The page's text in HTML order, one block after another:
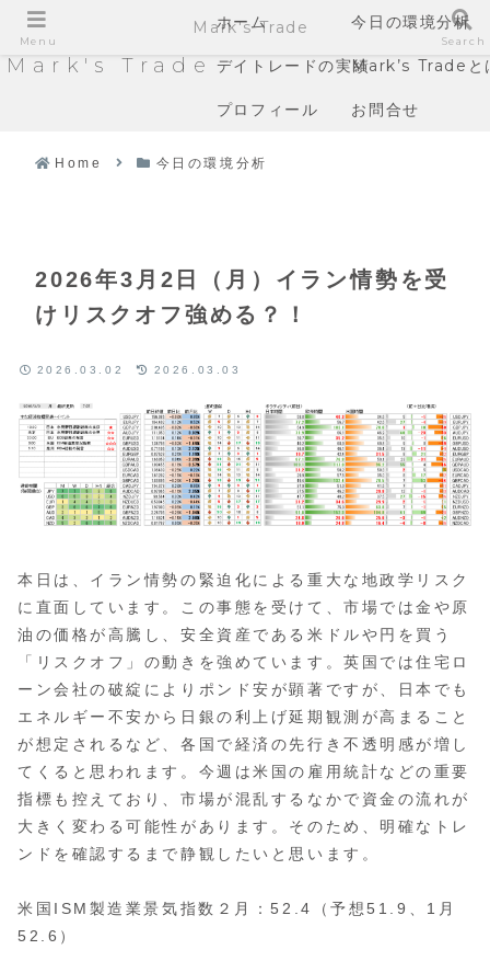
Mark's Trade
ホーム 今日の環境分析
デイトレードの実績Mark’s Tradeと
プロフィール お問合せ
Home 今日の環境分析
2026年3月2日（月）イラン情勢を受
けリスクオフ強める？！
2026.03.02 2026.03.03
本日は、イラン情勢の緊迫化による重大な地政学リスク
に直面しています。この事態を受けて、市場では金や原
油の価格が高騰し、安全資産である米ドルや円を買う
「リスクオフ」の動きを強めています。英国では住宅ロ
ーン会社の破綻によりポンド安が顕著ですが、日本でも
エネルギー不安から日銀の利上げ延期観測が高まること
が想定されるなど、各国で経済の先行き不透明感が増し
てくると思われます。今週は米国の雇用統計などの重要
指標も控えており、市場が混乱するなかで資金の流れが
大きく変わる可能性があります。そのため、明確なトレ
ンドを確認するまで静観したいと思います。
米国ISM製造業景気指数２月：52.4（予想51.9、1月
52.6）
Menu
Mark's Trade
Search